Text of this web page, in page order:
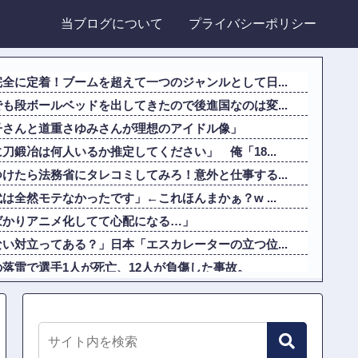
当ブログについて プライバシーポリシー
に定着！ブームを超えて一つのジャンルとして日...
段ボールベッドを出してきたので後進国なのは変...
んと道重さゆみさんが理想のアイドル像」
刀鍛冶は何人いるか推定してください」 俺「18...
たら法務省にタレコミしてみろ！意外と仕事する...
は全然モテなかったです」←これほんまかぁ？w ...
りアニメ化してて心配になる…」
対立ってある？」日本「エスカレーターの立つ位...
雷で選手1人が死亡、12人が負傷した事故。
ドローンを特攻させるおそロシア。
くてバンドのボーカルならよかったよね」